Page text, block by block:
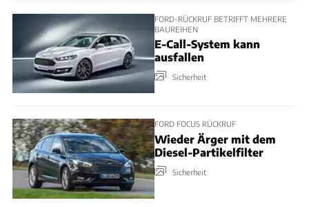
FORD-RÜCKRUF BETRIFFT MEHRERE
BAUREIHEN
E-Call-System kann
ausfallen
Sicherheit
FORD FOCUS RÜCKRUF
Wieder Ärger mit dem
Diesel-Partikelfilter
Sicherheit